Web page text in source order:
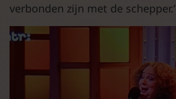
verbonden zijn met de schepper.’